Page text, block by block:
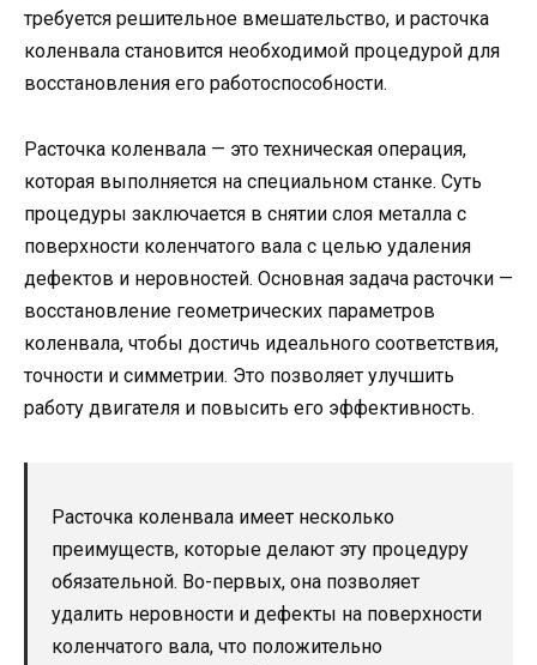
требуется решительное вмешательство, и расточка
коленвала становится необходимой процедурой для
восстановления его работоспособности.
Расточка коленвала — это техническая операция,
которая выполняется на специальном станке. Суть
процедуры заключается в снятии слоя металла с
поверхности коленчатого вала с целью удаления
дефектов и неровностей. Основная задача расточки —
восстановление геометрических параметров
коленвала, чтобы достичь идеального соответствия,
точности и симметрии. Это позволяет улучшить
работу двигателя и повысить его эффективность.
Расточка коленвала имеет несколько
преимуществ, которые делают эту процедуру
обязательной. Во-первых, она позволяет
удалить неровности и дефекты на поверхности
коленчатого вала, что положительно